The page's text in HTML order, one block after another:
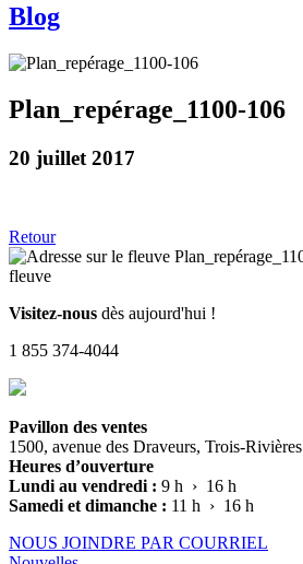
Blog
Plan_repérage_1100-106
20 juillet 2017
Retour
Visitez-nous dès aujourd'hui !
1 855 374-4044
Pavillon des ventes
1500, avenue des Draveurs, Trois-Rivières
Heures d’ouverture
Lundi au vendredi : 9 h › 16 h
Samedi et dimanche : 11 h › 16 h
NOUS JOINDRE PAR COURRIEL